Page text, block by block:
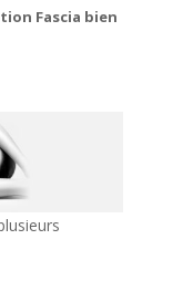
Fascia bien